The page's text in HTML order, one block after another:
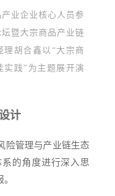
业企业核心人员参
暨大宗商品产业链
胡合鑫以“大宗商
践”为主题展开演
计
险管理与产业链生态
的角度进行深入思